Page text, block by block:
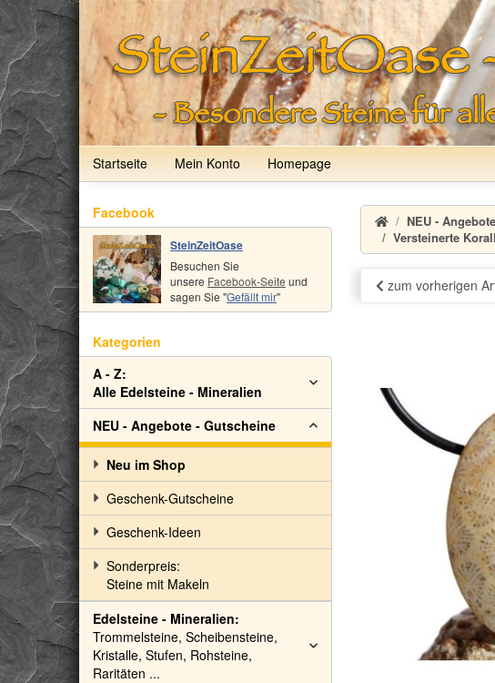
Startseite Mein Konto Homepage
NEU -
Versteinerte
zum vorherigen
Facebook
SteinZeitOase
Besuchen Sie
unsere Facebook-Seite und
sagen Sie "Gefällt mir"
Kategorien
A - Z:
Alle Edelsteine - Mineralien
NEU - Angebote - Gutscheine
Neu im Shop
Geschenk-Gutscheine
Geschenk-Ideen
Sonderpreis:
Steine mit Makeln
Edelsteine - Mineralien:
Trommelsteine, Scheibensteine,
Kristalle, Stufen, Rohsteine,
Raritäten ...